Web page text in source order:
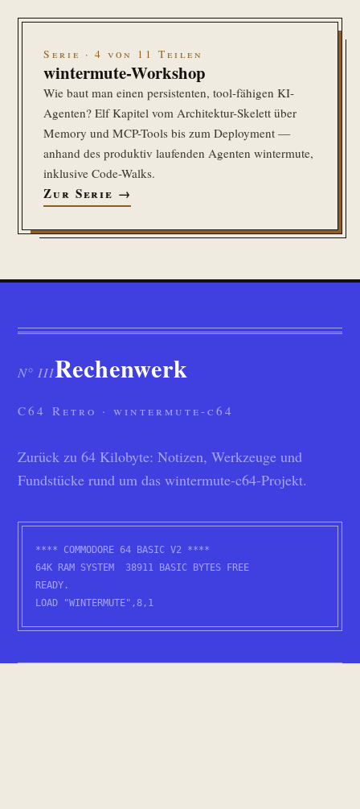
Serie · 4 von 11 Teilen
wintermute-Workshop
Wie baut man einen persistenten, tool-fähigen KI-
Agenten? Elf Kapitel vom Architektur-Skelett über
Memory und MCP-Tools bis zum Deployment —
anhand des produktiv laufenden Agenten wintermute,
inklusive Code-Walks.
Zur Serie →
N° IIIRechenwerk
C64 Retro · wintermute-c64
Zurück zu 64 Kilobyte: Notizen, Werkzeuge und
Fundstücke rund um das wintermute-c64-Projekt.
**** COMMODORE 64 BASIC V2 ****
64K RAM SYSTEM 38911 BASIC BYTES FREE
READY.
LOAD "WINTERMUTE",8,1